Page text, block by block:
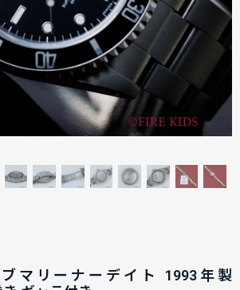
マリーナーデイト 1993年製